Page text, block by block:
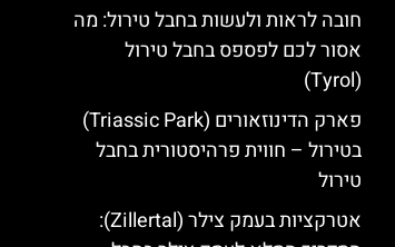
חובה לראות ולעשות בחבל טירול: מה
אסור לכם לפספס בחבל טירול
(Tyrol)
פארק הדינוזאורים (Triassic Park)
בטירול – חווית פרהיסטורית בחבל
טירול
אטרקציות בעמק צילר (Zillertal):